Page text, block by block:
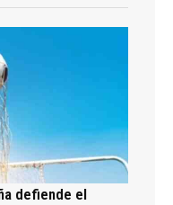
defiende el